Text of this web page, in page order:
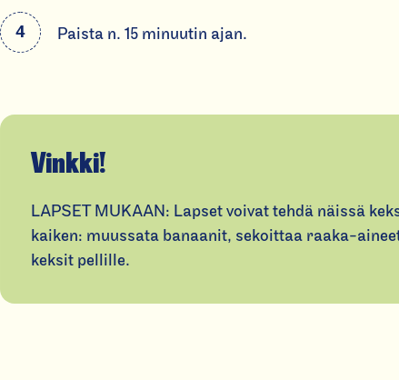
Paista n. 15 minuutin ajan.
Vinkki!
LAPSET MUKAAN: Lapset voivat tehdä näissä
kaiken: muussata banaanit, sekoittaa raaka-
keksit pellille.